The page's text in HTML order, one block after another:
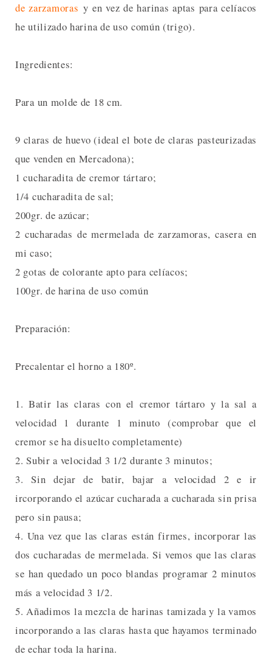
de zarzamoras y en vez de harinas aptas para celíacos
he utilizado harina de uso común (trigo).
Ingredientes:
Para un molde de 18 cm.
9 claras de huevo (ideal el bote de claras pasteurizadas
que venden en Mercadona);
1 cucharadita de cremor tártaro;
1/4 cucharadita de sal;
200gr. de azúcar;
2 cucharadas de mermelada de zarzamoras, casera en
mi caso;
2 gotas de colorante apto para celíacos;
100gr. de harina de uso común
Preparación:
Precalentar el horno a 180º.
1. Batir las claras con el cremor tártaro y la sal a
velocidad 1 durante 1 minuto (comprobar que el
cremor se ha disuelto completamente)
2. Subir a velocidad 3 1/2 durante 3 minutos;
3. Sin dejar de batir, bajar a velocidad 2 e ir
ircorporando el azúcar cucharada a cucharada sin prisa
pero sin pausa;
4. Una vez que las claras están firmes, incorporar las
dos cucharadas de mermelada. Si vemos que las claras
se han quedado un poco blandas programar 2 minutos
más a velocidad 3 1/2.
5. Añadimos la mezcla de harinas tamizada y la vamos
incorporando a las claras hasta que hayamos terminado
de echar toda la harina.